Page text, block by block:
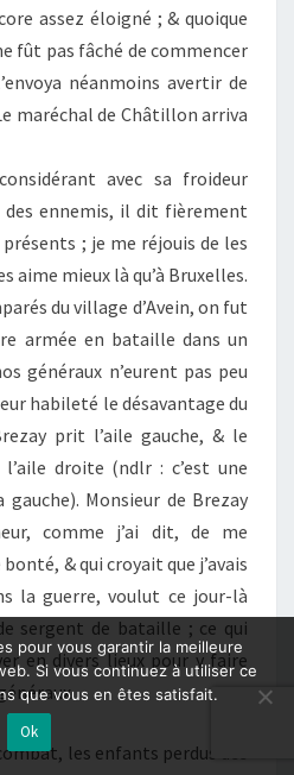
assez éloigné ; & quoique
fût pas fâché de commencer
néanmoins avertir de
maréchal de Châtillon arriva
avec sa froideur
ennemis, il dit fièrement
; je me réjouis de les
aime mieux là qu’à Bruxelles.
du village d’Avein, on fut
armée en bataille dans un
généraux n’eurent pas peu
habileté le désavantage du
prit l’aile gauche, & le
droite (ndlr : c’est une
Monsieur de Brezay
comme j’ai dit, de me
& qui croyait que j’avais
la guerre, voulut ce jour-là
sergent de bataille ; ce qui
en divers lieux pour y faire
les enfants perdus des
pour vous garantir la meilleure
Si vous continuez à utiliser ce
que vous en êtes satisfait.
Ok